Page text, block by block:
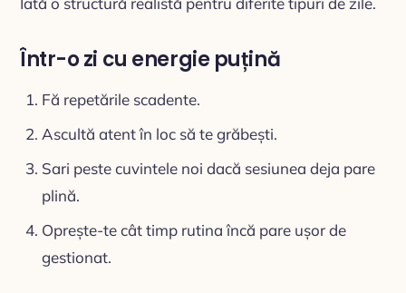
Într-o zi cu energie puțină
Fă repetările scadente.
Ascultă atent în loc să te grăbești.
Sari peste cuvintele noi dacă sesiunea deja pare
plină.
Oprește-te cât timp rutina încă pare ușor de
gestionat.